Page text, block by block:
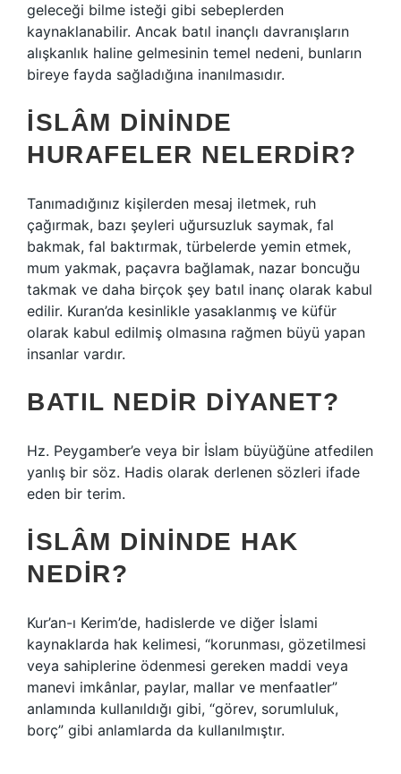
geleceği bilme isteği gibi sebeplerden
kaynaklanabilir. Ancak batıl inançlı davranışların
alışkanlık haline gelmesinin temel nedeni, bunların
bireye fayda sağladığına inanılmasıdır.
İSLÂM DININDE
HURAFELER NELERDIR?
Tanımadığınız kişilerden mesaj iletmek, ruh
çağırmak, bazı şeyleri uğursuzluk saymak, fal
bakmak, fal baktırmak, türbelerde yemin etmek,
mum yakmak, paçavra bağlamak, nazar boncuğu
takmak ve daha birçok şey batıl inanç olarak kabul
edilir. Kuran’da kesinlikle yasaklanmış ve küfür
olarak kabul edilmiş olmasına rağmen büyü yapan
insanlar vardır.
BATIL NEDIR DIYANET?
Hz. Peygamber’e veya bir İslam büyüğüne atfedilen
yanlış bir söz. Hadis olarak derlenen sözleri ifade
eden bir terim.
İSLÂM DININDE HAK
NEDIR?
Kur’an-ı Kerim’de, hadislerde ve diğer İslami
kaynaklarda hak kelimesi, “korunması, gözetilmesi
veya sahiplerine ödenmesi gereken maddi veya
manevi imkânlar, paylar, mallar ve menfaatler”
anlamında kullanıldığı gibi, “görev, sorumluluk,
borç” gibi anlamlarda da kullanılmıştır.